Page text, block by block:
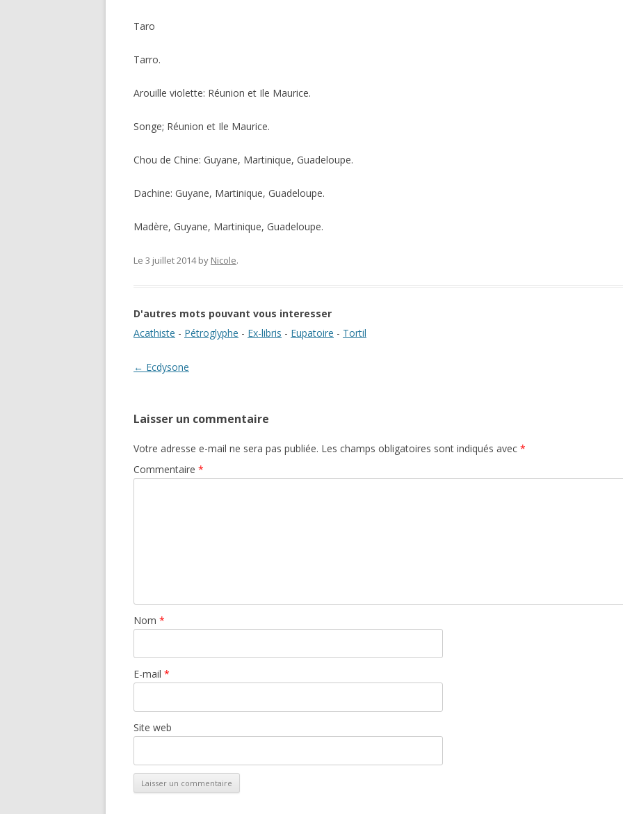
Taro
Tarro.
Arouille violette: Réunion et Ile Maurice.
Songe; Réunion et Ile Maurice.
Chou de Chine: Guyane, Martinique, Guadeloupe.
Dachine: Guyane, Martinique, Guadeloupe.
Madère, Guyane, Martinique, Guadeloupe.
Le 3 juillet 2014by Nicole.
D'autres mots pouvant vous interesser
Acathiste - Pétroglyphe - Ex-libris - Eupatoire - Tortil
Navigation des articles
← Ecdysone
Laisser un commentaire
Votre adresse e-mail ne sera pas publiée. Les champs obligatoires sont indiqués avec *
Commentaire *
Nom *
E-mail *
Site web